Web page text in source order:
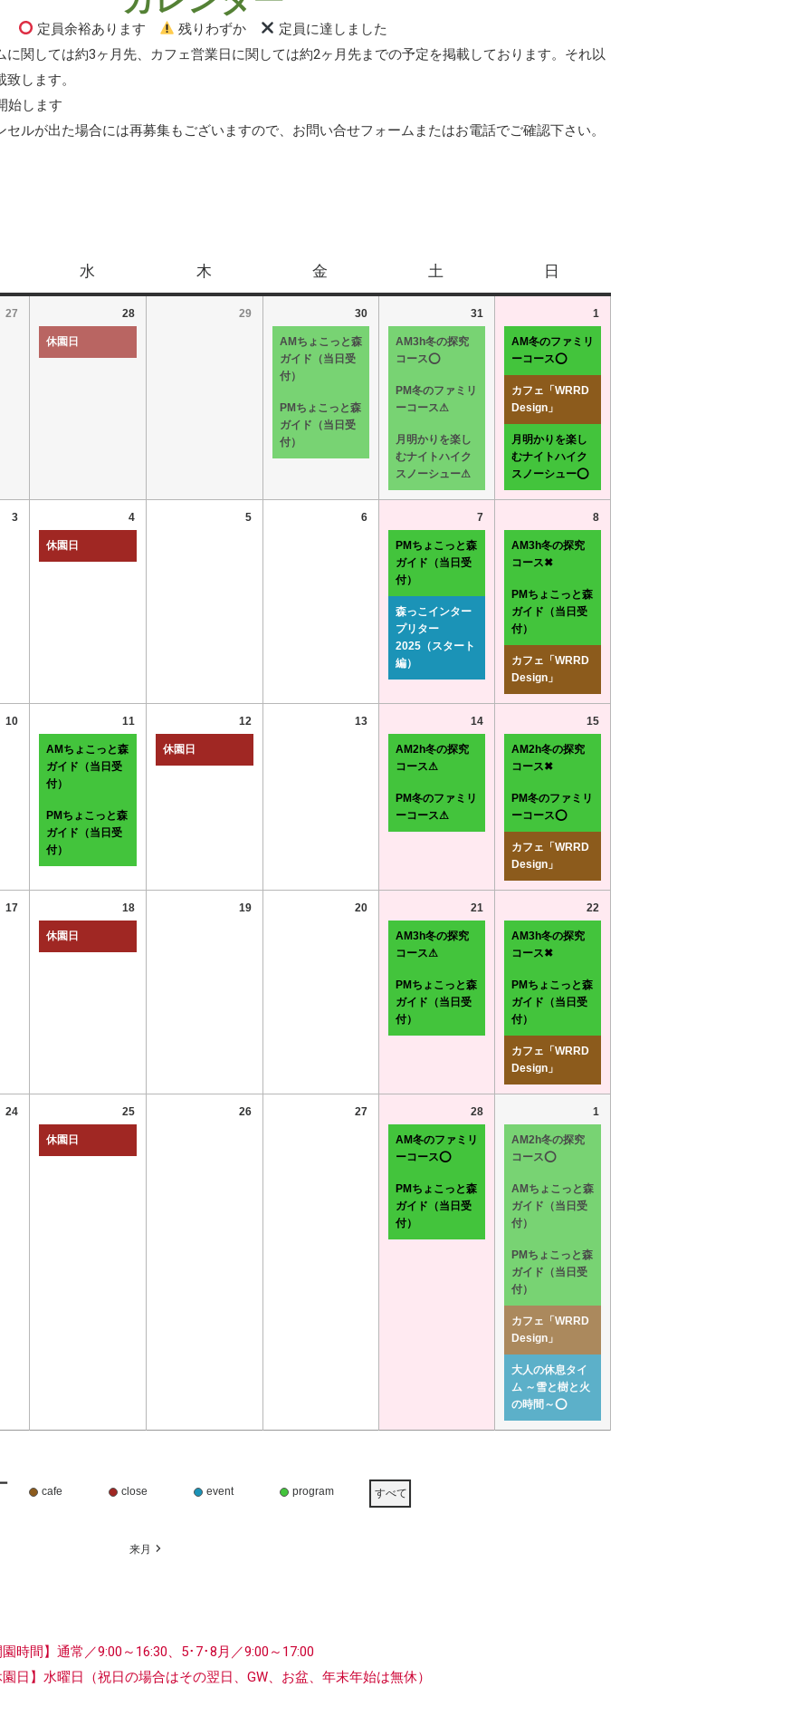
定員余裕あります 残りわずか
定員に達しました
関しては約3ヶ月先、カフェ営業日に関しては約2ヶ月先までの予定を掲載しております。それ以
します。
始します
ルが出た場合には再募集もございますので、お問い合せフォームまたはお電話でご確認下さい。
水 木 金 土 日
27 28
休園日
29 30
AMちょこっと森
ガイド（当日受
付）
PMちょこっと森
ガイド（当日受
付）
31
AM3h冬の探究
コース⭕
PM冬のファミリ
ーコース⚠
月明かりを楽し
むナイトハイク
スノーシュー⚠
1
AM冬のファミリ
ーコース⭕
カフェ「WRRD
Design」
月明かりを楽し
むナイトハイク
スノーシュー⭕
3 4
休園日
5 6 7
PMちょこっと森
ガイド（当日受
付）
森っこインター
プリター
2025（スタート
編）
8
AM3h冬の探究
コース✖
PMちょこっと森
ガイド（当日受
付）
カフェ「WRRD
Design」
10 11
AMちょこっと森
ガイド（当日受
付）
PMちょこっと森
ガイド（当日受
付）
12
休園日
13 14
AM2h冬の探究
コース⚠
PM冬のファミリ
ーコース⚠
15
AM2h冬の探究
コース✖
PM冬のファミリ
ーコース⭕
カフェ「WRRD
Design」
17 18
休園日
19 20 21
AM3h冬の探究
コース⚠
PMちょこっと森
ガイド（当日受
付）
22
AM3h冬の探究
コース✖
PMちょこっと森
ガイド（当日受
付）
カフェ「WRRD
Design」
24 25
休園日
26 27 28
AM冬のファミリ
ーコース⭕
PMちょこっと森
ガイド（当日受
付）
1
AM2h冬の探究
コース⭕
AMちょこっと森
ガイド（当日受
付）
PMちょこっと森
ガイド（当日受
付）
カフェ「WRRD
Design」
大人の休息タイ
ム ～雪と樹と火
の時間～⭕
cafe close event program すべて
来月
時間】 通常／9:00～16:30、5･7･8月／9:00～17:00
日】水曜日 （祝日の場合はその翌日、GW、お盆、年末年始は無休）